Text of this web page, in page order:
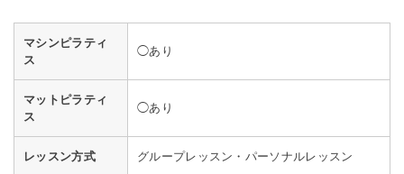
マシンピラティ
ス
◯あり
マットピラティ
ス
◯あり
レッスン方式 グループレッスン・パーソナルレッスン